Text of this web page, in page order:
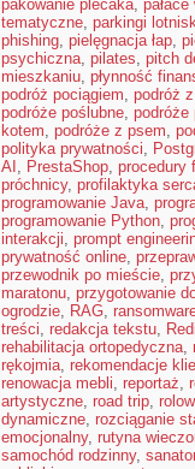
pakowanie plecaka,
tematyczne, parkingi
phishing, pielęgnacja łap,
psychiczna, pilates, pitch
mieszkaniu, płynność
podróż pociągiem, podróż
podróże poślubne, podróże
kotem, podróże z psem,
polityka prywatności,
AI , PrestaShop, procedury
próchnicy, profilaktyka
programowanie Java,
programowanie Python,
interakcji, prompt
prywatność online,
przewodnik po mieście,
maratonu, przygotowanie
ogrodzie, RAG,
treści, redakcja tekstu,
rehabilitacja ortopedyczna,
rękojmia, rekomendacje
renowacja mebli, reportaż,
artystyczne, road trip,
dynamiczne, rozciąganie
emocjonalny, rutyna
samochód rodzinny,